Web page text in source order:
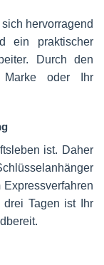
hervorragend
ein praktischer
Durch den
oder Ihr
ist. Daher
drei Tagen ist Ihr